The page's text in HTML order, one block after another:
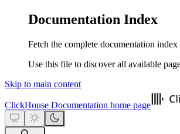
Documentation Index
Fetch the complete documentation index
Use this file to discover all available
Skip to main content
ClickHouse Documentation home page